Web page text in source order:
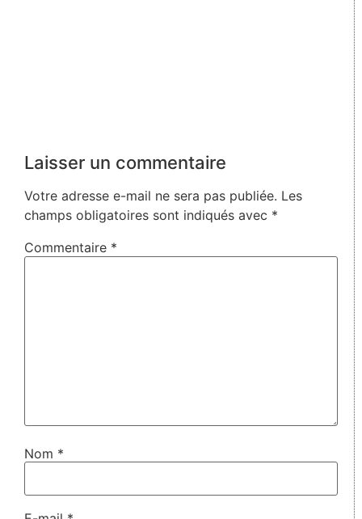
Laisser un commentaire
Votre adresse e-mail ne sera pas publiée. Les
champs obligatoires sont indiqués avec *
Commentaire *
Nom *